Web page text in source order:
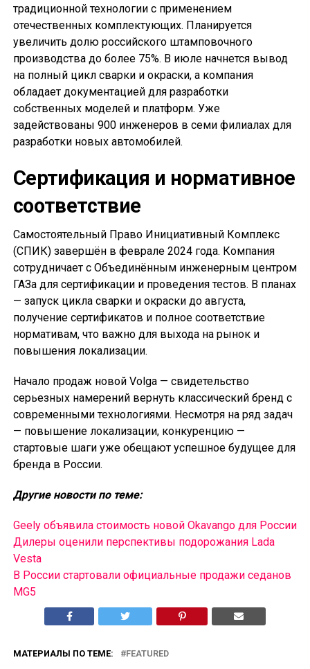
традиционной технологии с применением
отечественных комплектующих. Планируется
увеличить долю российского штамповочного
производства до более 75%. В июле начнется вывод
на полный цикл сварки и окраски, а компания
обладает документацией для разработки
собственных моделей и платформ. Уже
задействованы 900 инженеров в семи филиалах для
разработки новых автомобилей.
Сертификация и нормативное
соответствие
Самостоятельный Право Инициативный Комплекс
(СПИК) завершён в феврале 2024 года. Компания
сотрудничает с Объединённым инженерным центром
ГАЗа для сертификации и проведения тестов. В планах
— запуск цикла сварки и окраски до августа,
получение сертификатов и полное соответствие
нормативам, что важно для выхода на рынок и
повышения локализации.
Начало продаж новой Volga — свидетельство
серьезных намерений вернуть классический бренд с
современными технологиями. Несмотря на ряд задач
— повышение локализации, конкуренцию —
стартовые шаги уже обещают успешное будущее для
бренда в России.
Другие новости по теме:
Geely объявила стоимость новой Okavango для России
Дилеры оценили перспективы подорожания Lada
Vesta
В России cтартовали официальные продажи седанов
MG5
МАТЕРИАЛЫ ПО ТЕМЕ: FEATURED